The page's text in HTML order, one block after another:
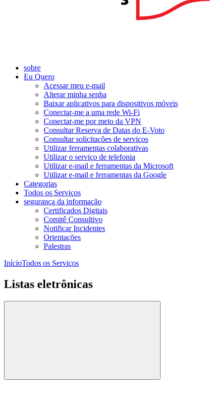
sobre
Eu Quero
Acessar meu e-mail
Alterar minha senha
Baixar aplicativos para dispositivos móveis
Conectar-me a uma rede Wi-Fi
Conectar-me por meio da VPN
Consultar Reserva de Datas do E-Voto
Consultar solicitações de serviços
Utilizar ferramentas colaborativas
Utilizar o serviço de telefonia
Utilizar e-mail e ferramentas da Microsoft
Utilizar e-mail e ferramentas da Google
Categorias
Todos os Serviços
segurança da informação
Certificados Digitais
Comitê Consultivo
Notificar Incidentes
Orientações
Palestras
InícioTodos os Serviços
Listas eletrônicas
Compartilhar